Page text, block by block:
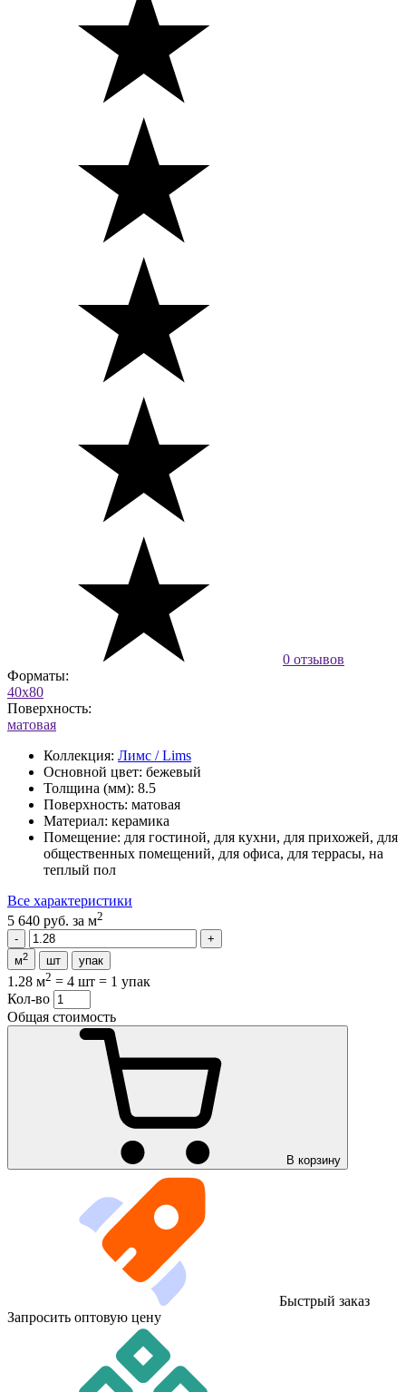
0 отзывов
Форматы:
40x80
Поверхность:
матовая
Коллекция: Лимс / Lims
Основной цвет: бежевый
Толщина (мм): 8.5
Поверхность: матовая
Материал: керамика
Помещение: для гостиной, для кухни, для прихожей, для
общественных помещений, для офиса, для террасы, на
теплый пол
Все характеристики
5 640 руб. за м2
м2 шт упак
1.28 м2 = 4 шт = 1 упак
Кол-во
Общая стоимость
В корзину
Быстрый заказ
Запросить оптовую цену